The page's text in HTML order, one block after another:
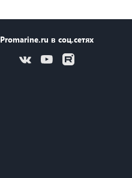
Promarine.ru в соц.сетях